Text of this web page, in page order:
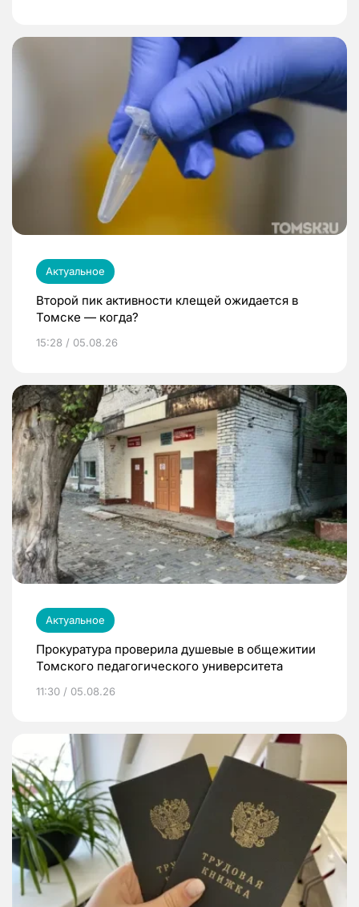
Актуальное
Второй пик активности клещей ожидается в
Томске — когда?
15:28 / 05.08.26
Актуальное
Прокуратура проверила душевые в общежитии
Томского педагогического университета
11:30 / 05.08.26